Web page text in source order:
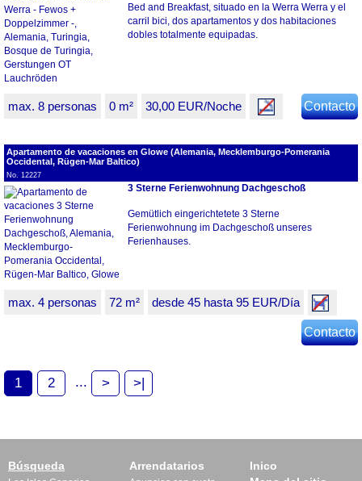
Bed and Breakfast, situado en la Werra Werra y el
carril bici, dos apartamentos y dos habitaciones
dobles totalmente equipadas.
max. 8 personas 0 m² 30,00 EUR/Noche Contacto
Apartamento de vacaciones en Glowe (Alemania, Mecklemburgo-Pomerania
Occidental, Rügen-Mar Baltico)
No. 12227
3 Sterne Ferienwohnung Dachgeschoß
Gemütlich eingerichtetete 3 Sterne
Ferienwohnung im Dachgeschoß unseres
Ferienhauses.
max. 4 personas 72 m² desde 45 hasta 95 EUR/Día
Contacto
1 2 ... > >|
Búsqueda Arrendatarios
Inico